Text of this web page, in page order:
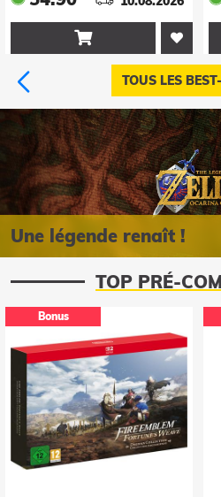

TOUS LES
Une légende renaît !
TOP PRÉ-